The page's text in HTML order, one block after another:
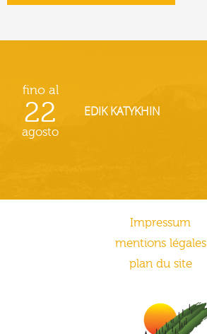
fino al
22
agosto
EDIK KATYKHIN
Impressum
mentions légales
plan du site